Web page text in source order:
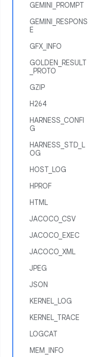
GEMINI_PROMPT
GEMINI_RESPONS
E
GFX_INFO
GOLDEN_RESULT
_PROTO
GZIP
H264
HARNESS_CONFI
G
HARNESS_STD_L
OG
HOST_LOG
HPROF
HTML
JACOCO_CSV
JACOCO_EXEC
JACOCO_XML
JPEG
JSON
KERNEL_LOG
KERNEL_TRACE
LOGCAT
MEM_INFO